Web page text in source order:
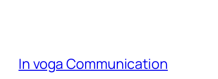
In voga Communication